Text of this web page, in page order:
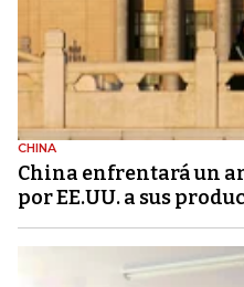
CHINA
China enfrentará un
por EE.UU. a sus